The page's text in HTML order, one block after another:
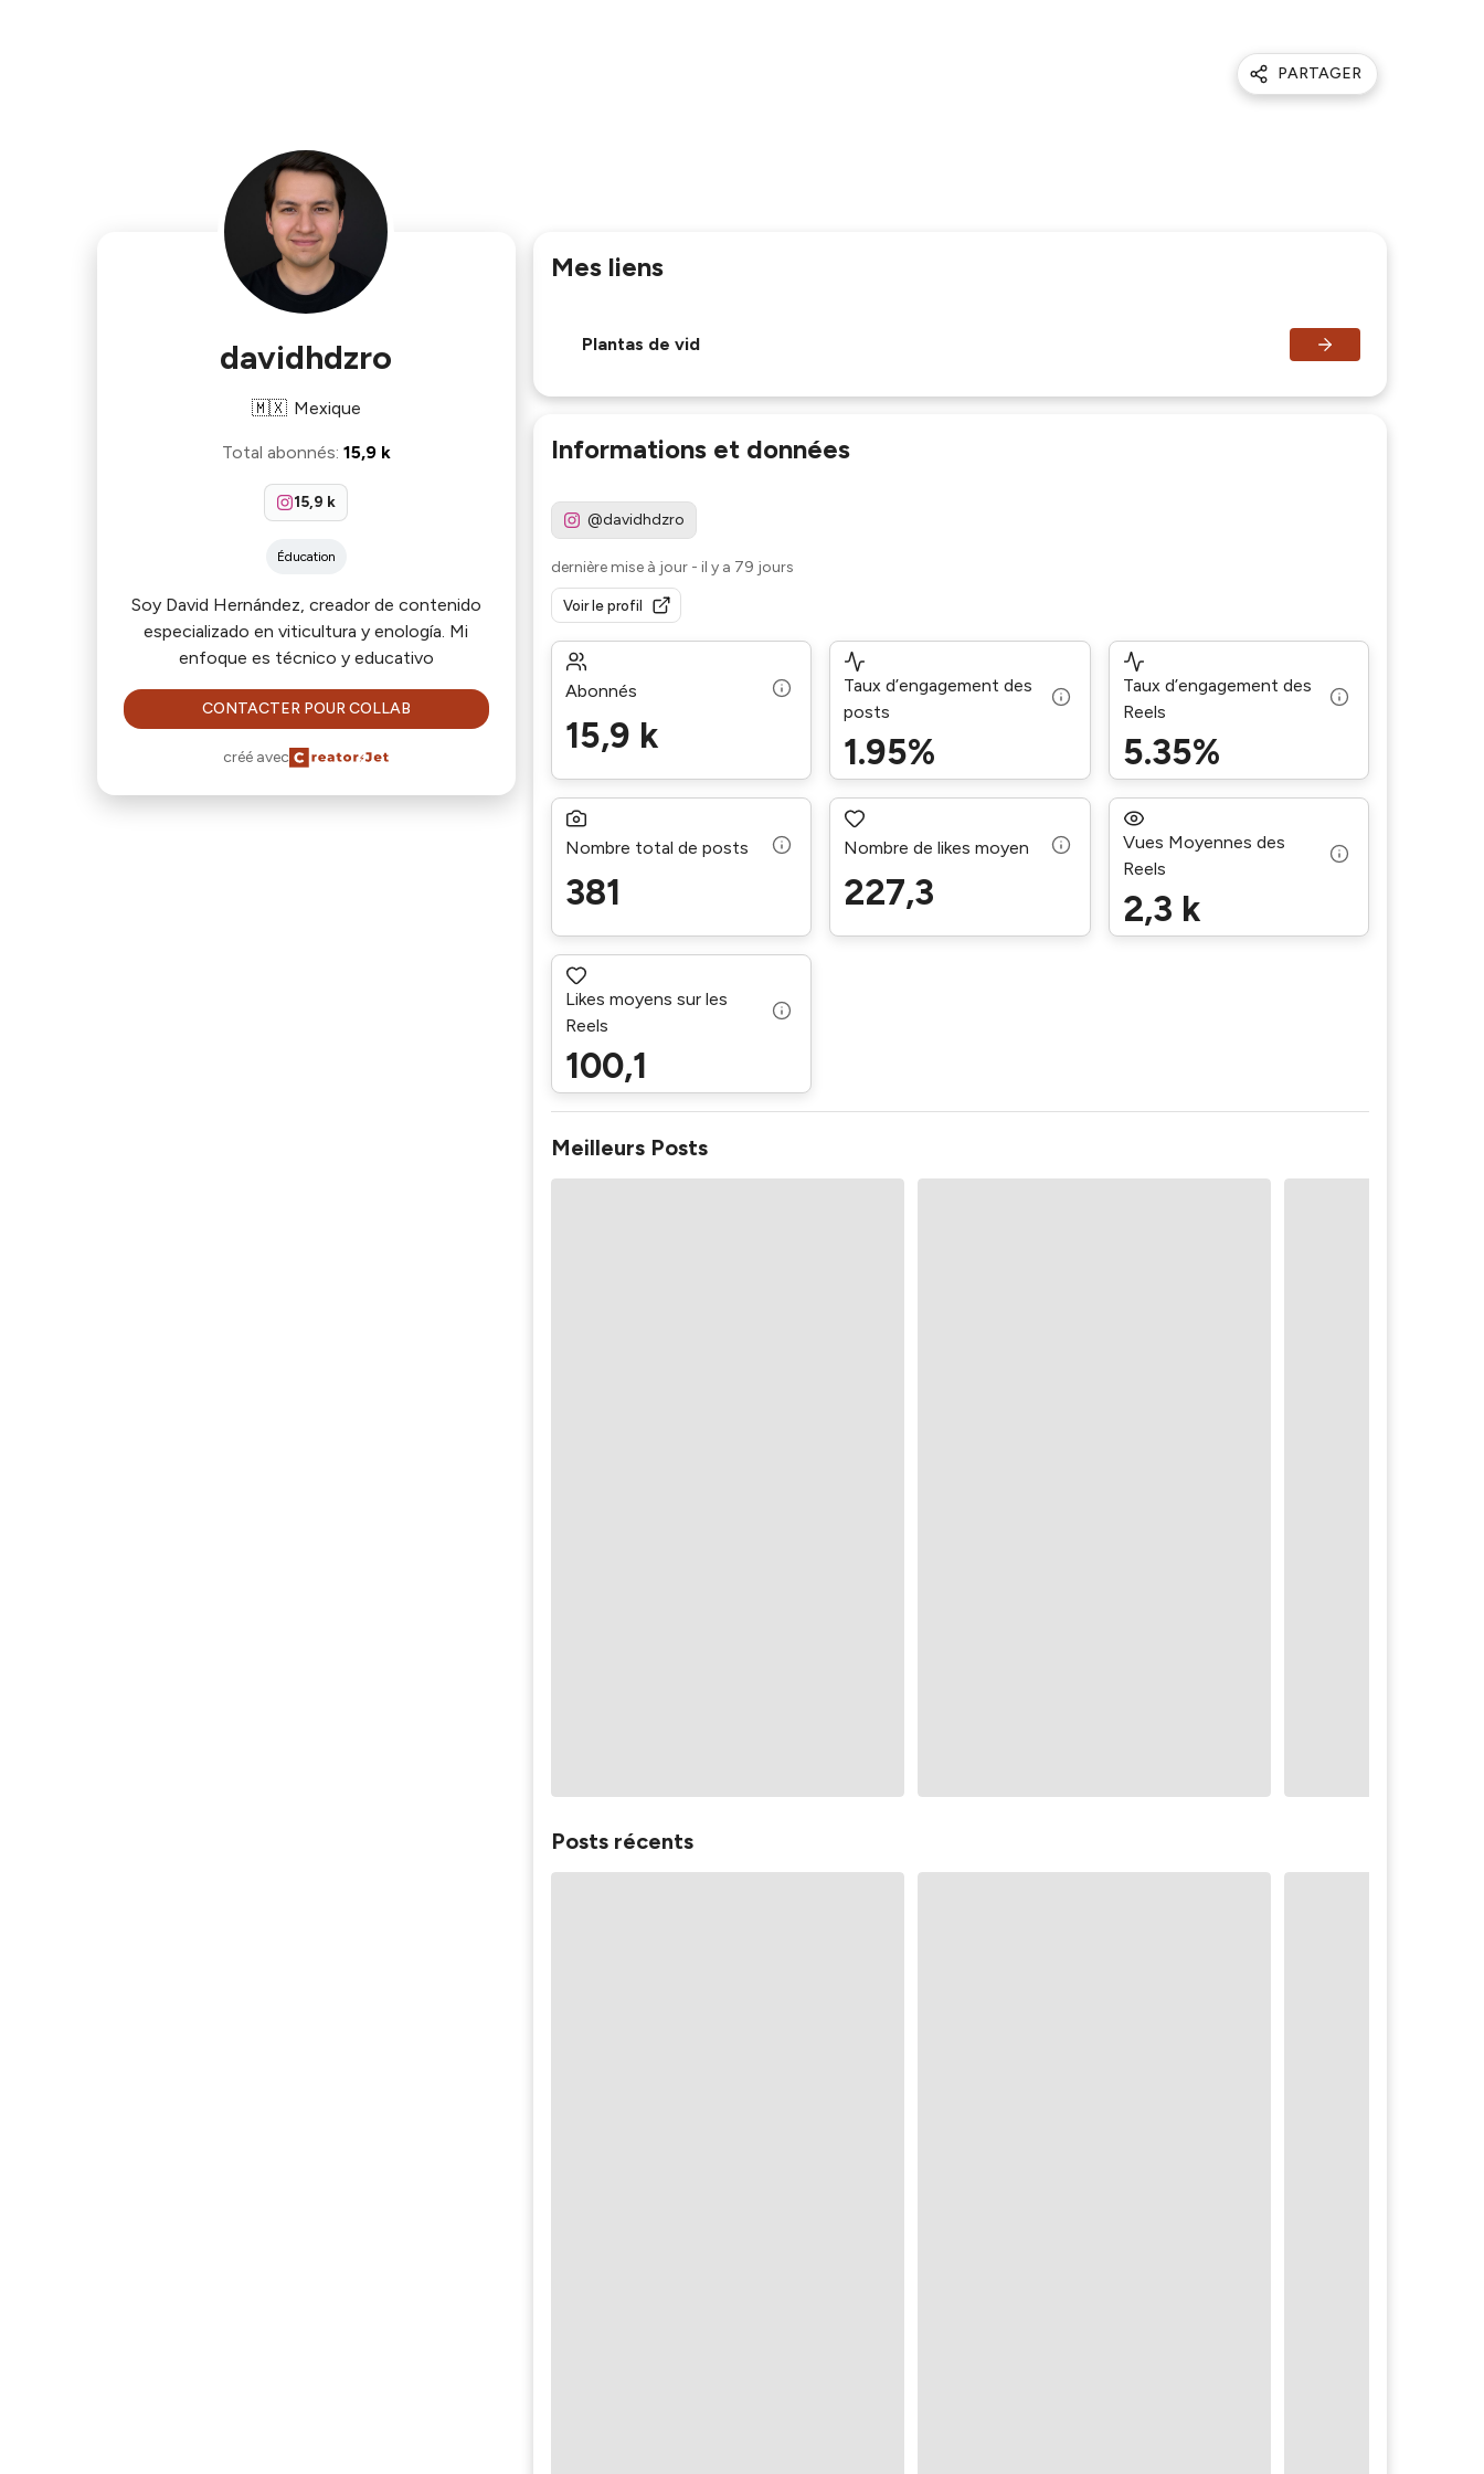
PARTAGER
davidhdzro
🇲🇽 Mexique
Total abonnés: 15,9 k
15,9 k
Éducation
Soy David Hernández, creador de contenido
especializado en viticultura y enología. Mi
enfoque es técnico y educativo
CONTACTER POUR COLLAB
créé avec
Mes liens
Plantas de vid
Informations et données
@davidhdzro
dernière mise à jour- il y a 79 jours
Voir le profil
Abonnés
15,9 k
Taux d’engagement des
posts
1.95%
Taux d’engagement des
Reels
5.35%
Nombre total de posts
381
Nombre de likes moyen
227,3
Vues Moyennes des
Reels
2,3 k
Likes moyens sur les
Reels
100,1
Meilleurs Posts
Posts récents